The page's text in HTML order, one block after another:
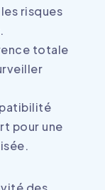
risques
totale
pour une